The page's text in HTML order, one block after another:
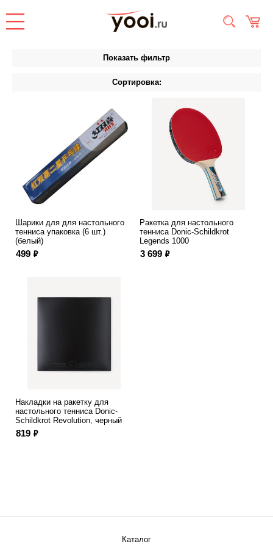
Показать фильтр
Сортировка:
Шарики для для настольного
тенниса упаковка (6 шт.)
(белый)
499 ф
Ракетка для настольного
тенниса Donic-Schildkrot
Legends 1000
3 699 ф
Накладки на ракетку для
настольного тенниса Donic-
Schildkrot Revolution, черный
819 ф
Каталог